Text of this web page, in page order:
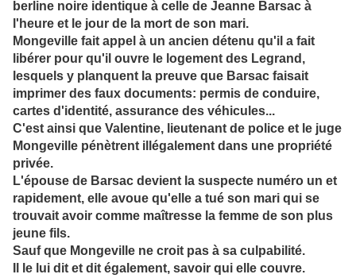
berline noire identique à celle de Jeanne Barsac à
l'heure et le jour de la mort de son mari.
Mongeville fait appel à un ancien détenu qu'il a fait
libérer pour qu'il ouvre le logement des Legrand,
lesquels y planquent la preuve que Barsac faisait
imprimer des faux documents: permis de conduire,
cartes d'identité, assurance des véhicules...
C'est ainsi que Valentine, lieutenant de police et le juge
Mongeville pénètrent illégalement dans une propriété
privée.
L'épouse de Barsac devient la suspecte numéro un et
rapidement, elle avoue qu'elle a tué son mari qui se
trouvait avoir comme maîtresse la femme de son plus
jeune fils.
Sauf que Mongeville ne croit pas à sa culpabilité.
Il le lui dit et dit également, savoir qui elle couvre.